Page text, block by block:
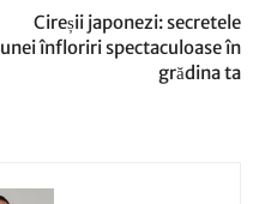
Cireșii japonezi: secretele
unei înfloriri spectaculoase în
grădina ta